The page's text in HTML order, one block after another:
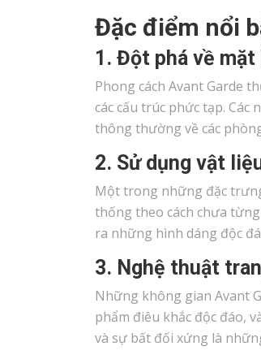
Đặc điểm nổi
1. Đột phá về
Phong cách Avant Garde
các cấu trúc phức tạp.
thông thường về các
2. Sử dụng vật
Một trong những đặc
thống theo cách chưa
ra những hình dáng độc
3. Nghệ thuật
Những không gian Avant
phẩm điêu khắc độc đáo,
và sự bất đối xứng là